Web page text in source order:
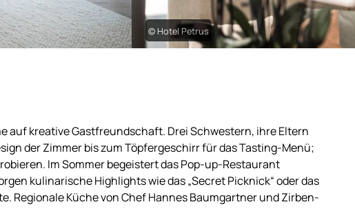
© Hotel Petrus
auf kreative Gastfreundschaft. Drei Schwestern, ihre Eltern
der Zimmer bis zum Töpfergeschirr für das Tasting-Menü;
Im Sommer begeistert das Pop-up-Restaurant
kulinarische Highlights wie das „Secret Picknick“ oder das
Regionale Küche von Chef Hannes Baumgartner und Zirben-